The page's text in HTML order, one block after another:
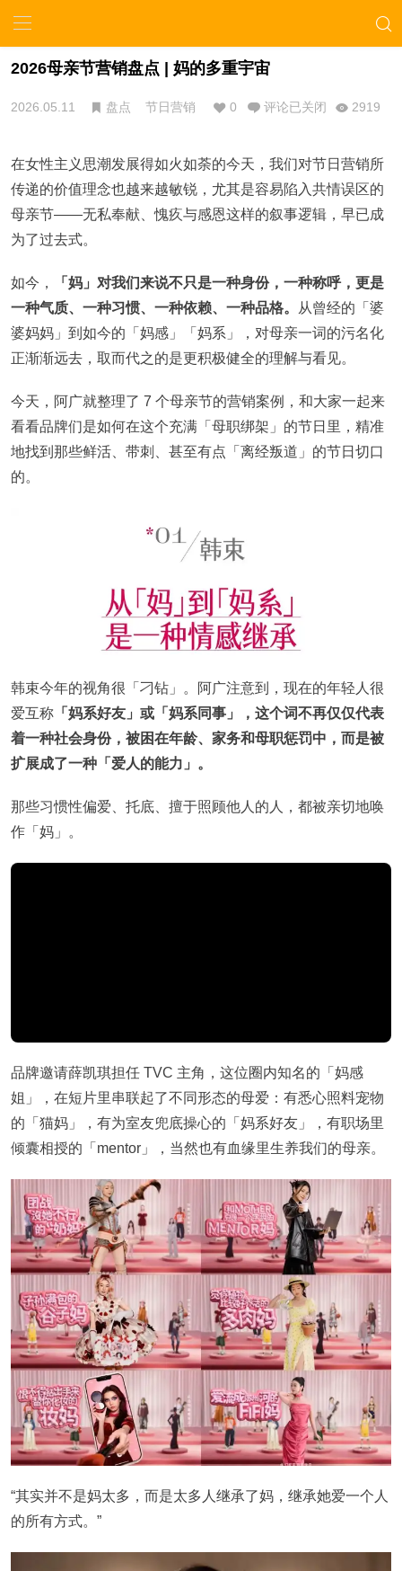
2026母亲节营销盘点 | 妈的多重宇宙
2026.05.11 盘点 节日营销 0 评论已关闭 2919
在女性主义思潮发展得如火如荼的今天，我们对节日营销所
传递的价值理念也越来越敏锐，尤其是容易陷入共情误区的
母亲节——无私奉献、愧疚与感恩这样的叙事逻辑，早已成
为了过去式。
如今，
「妈」对我们来说不只是一种身份，一种称呼，更是
一种气质、一种习惯、一种依赖、一种品格。
从曾经的「婆
婆妈妈」到如今的「妈感」「妈系」，对母亲一词的污名化
正渐渐远去，取而代之的是更积极健全的理解与看见。
今天，阿广就整理了 7 个母亲节的营销案例，和大家一起来
看看品牌们是如何在这个充满「母职绑架」的节日里，精准
地找到那些鲜活、带刺、甚至有点「离经叛道」的节日切口
的。
韩束今年的视角很「刁钻」。阿广注意到，现在的年轻人很
爱互称 「妈系好友」或「妈系同事」，这个词不再仅仅代表
着一种社会身份，被困在年龄、家务和母职惩罚中，而是被
扩展成了一种「爱人的能力」。
那些习惯性偏爱、托底、擅于照顾他人的人，都被亲切地唤
作「妈」。
品牌邀请薛凯琪担任 TVC 主角，这位圈内知名的「妈感
姐」，在短片里串联起了不同形态的母爱：有悉心照料宠物
的「猫妈」，有为室友兜底操心的「妈系好友」，有职场里
倾囊相授的「mentor」，当然也有血缘里生养我们的母亲。
“其实并不是妈太多，而是太多人继承了妈，继承她爱一个人
的所有方式。”